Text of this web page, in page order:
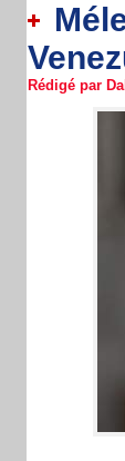
Rédigé par